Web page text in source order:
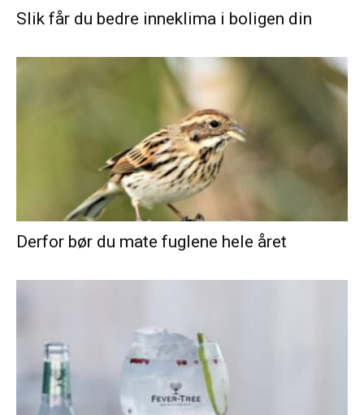
Slik får du bedre inneklima i boligen din
Derfor bør du mate fuglene hele året